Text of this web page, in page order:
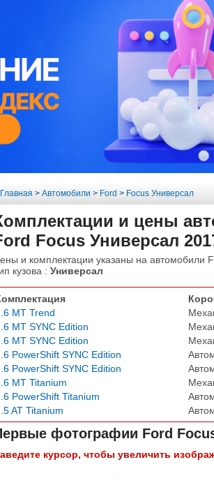
Главная > Автомобили > Ford > Focus Универсал
и цены
Focus Универсал
и комплектации указаны на автомобили
кузова : Универсал
MT Trend
MT SYNC Edition
MT SYNC Edition
PowerShift SYNC Edition
PowerShift SYNC Edition
MT Titanium
PowerShift Titanium
AT Titanium
фотографии Ford
курсор, чтобы увеличить